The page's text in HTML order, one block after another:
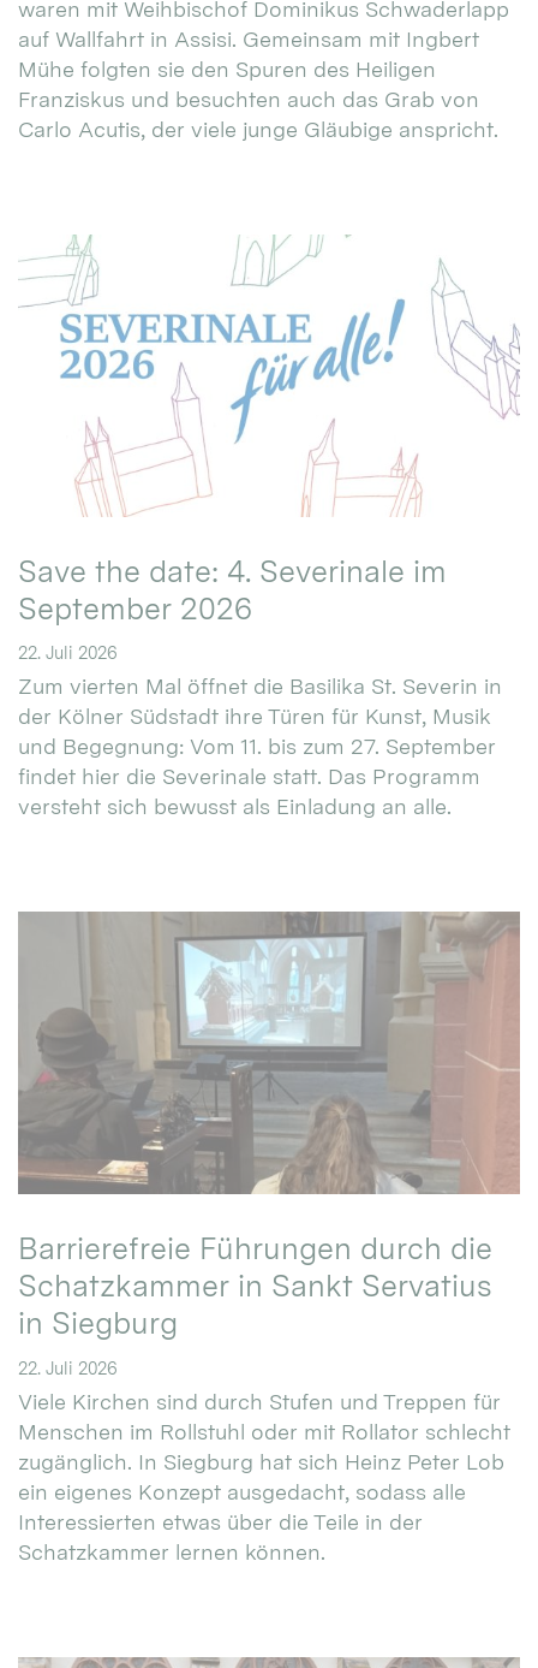
waren mit Weihbischof Dominikus Schwaderlapp
auf Wallfahrt in Assisi. Gemeinsam mit Ingbert
Mühe folgten sie den Spuren des Heiligen
Franziskus und besuchten auch das Grab von
Carlo Acutis, der viele junge Gläubige anspricht.
Save the date: 4. Severinale im
September 2026
22. Juli 2026
Zum vierten Mal öffnet die Basilika St. Severin in
der Kölner Südstadt ihre Türen für Kunst, Musik
und Begegnung: Vom 11. bis zum 27. September
findet hier die Severinale statt. Das Programm
versteht sich bewusst als Einladung an alle.
Barrierefreie Führungen durch die
Schatzkammer in Sankt Servatius
in Siegburg
22. Juli 2026
Viele Kirchen sind durch Stufen und Treppen für
Menschen im Rollstuhl oder mit Rollator schlecht
zugänglich. In Siegburg hat sich Heinz Peter Lob
ein eigenes Konzept ausgedacht, sodass alle
Interessierten etwas über die Teile in der
Schatzkammer lernen können.